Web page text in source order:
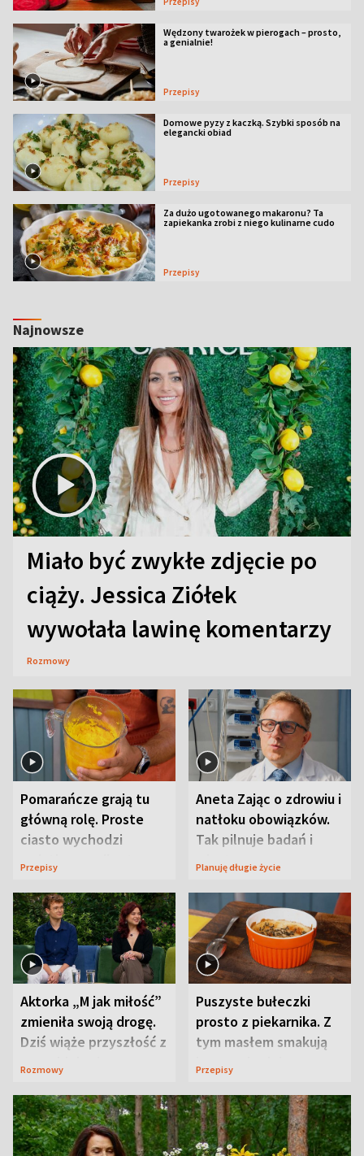
Wędzony twarożek w pierogach – prosto,
a genialnie!
Przepisy
Domowe pyzy z kaczką. Szybki sposób na
elegancki obiad
Przepisy
Za dużo ugotowanego makaronu? Ta
zapiekanka zrobi z niego kulinarne cudo
Przepisy
Najnowsze
Miało być zwykłe zdjęcie po
ciąży. Jessica Ziółek
wywołała lawinę komentarzy
Rozmowy
Pomarańcze grają tu
główną rolę. Proste
ciasto wychodzi
wyjątkowo wilgotne
Przepisy
Aneta Zając o zdrowiu i
natłoku obowiązków.
Tak pilnuje badań i
wizyt
Planuję długie życie
Aktorka „M jak miłość”
zmieniła swoją drogę.
Dziś wiąże przyszłość z
neurobiologią
Rozmowy
Puszyste bułeczki
prosto z piekarnika. Z
tym masłem smakują
jeszcze lepiej
Przepisy